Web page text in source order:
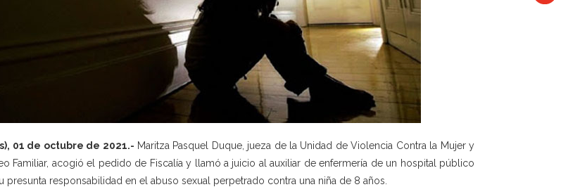
01 de octubre de 2021.- Maritza Pasquel Duque, jueza de la Unidad de Violencia Contra la Mujer y
Familiar, acogió el pedido de Fiscalía y llamó a juicio al auxiliar de enfermería de un hospital público
presunta responsabilidad en el abuso sexual perpetrado contra una niña de 8 años.